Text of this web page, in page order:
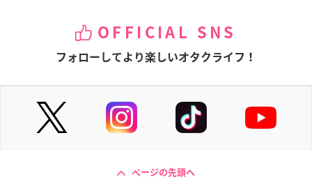
OFFICIAL SNS
フォローしてより楽しいオタクライフ！
ページの先頭へ